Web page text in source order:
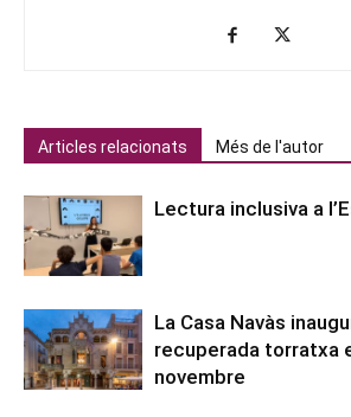
Articles relacionats Més de l'autor
Lectura inclusiva a
La Casa Navàs
recuperada torratxa
novembre